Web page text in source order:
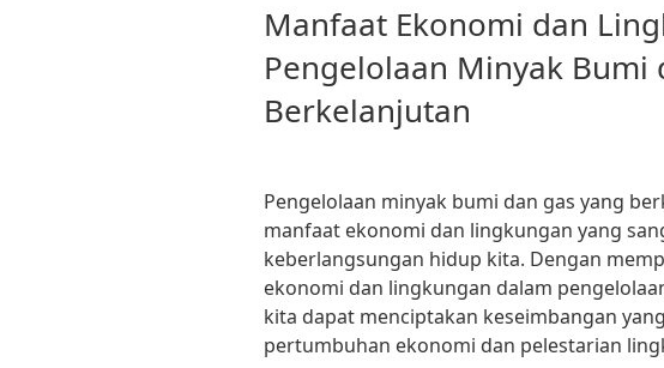
Manfaat Ekonomi dan
Pengelolaan Minyak Bumi
Berkelanjutan
Pengelolaan minyak bumi dan gas yang
manfaat ekonomi dan lingkungan yang
keberlangsungan hidup kita. Dengan
ekonomi dan lingkungan dalam
kita dapat menciptakan keseimbangan
pertumbuhan ekonomi dan pelestarian